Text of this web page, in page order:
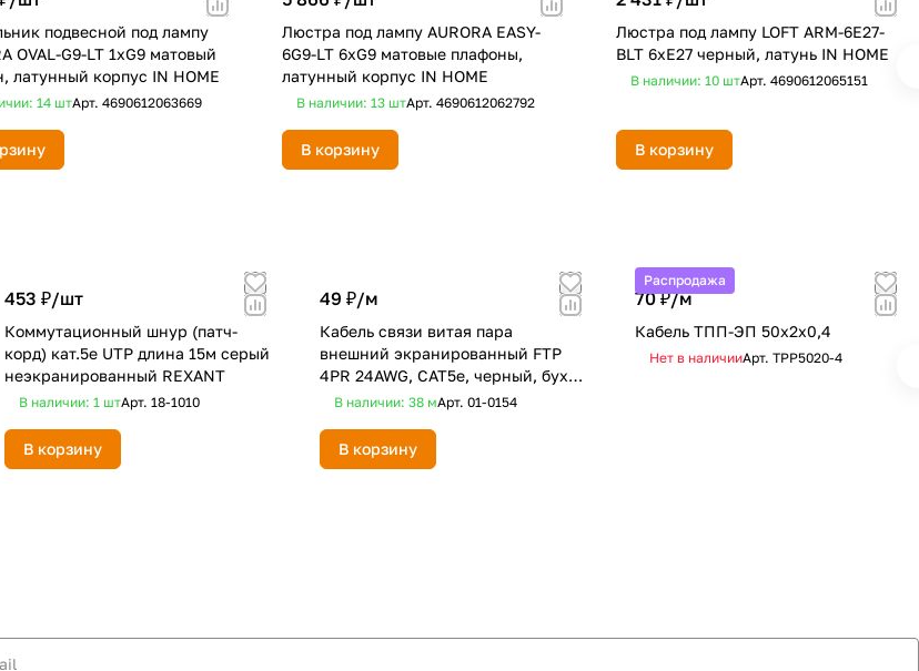
подвесной под лампу
OVAL-G9-LT 1хG9 матовый
латунный корпус IN HOME
14 штАрт. 4690612063669
Люстра под лампу AURORA EASY-
6G9-LT 6xG9 матовые плафоны,
латунный корпус IN HOME
В наличии: 13 штАрт. 4690612062792
В корзину
Люстра под лампу LOFT ARM-6E27-
BLT 6хЕ27 черный, латунь IN HOME
В наличии: 10 штАрт. 4690612065151
В корзину
453 ₽/шт
Коммутационный шнур (патч-
корд) кат.5e UTP длина 15м серый
неэкранированный REXANT
В наличии: 1 штАрт. 18-1010
В корзину
49 ₽/м
Кабель связи витая пара
внешний экранированный FTP
4PR 24AWG, CAT5e, черный, бухта
305м (OUTDOOR) PROconnect
В наличии: 38 мАрт. 01-0154
В корзину
Распродажа
70 ₽/м
Кабель ТПП-ЭП 50х2х0,4
Нет в наличииАрт. TPP5020-4